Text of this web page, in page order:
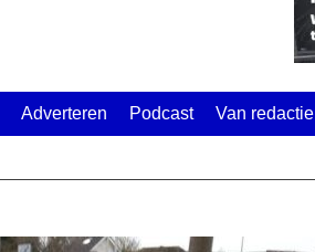
Adverteren Podcast Van redactie